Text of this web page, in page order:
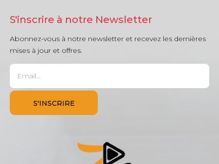
S'inscrire à notre Newsletter
Abonnez-vous à notre newsletter et recevez les dernières
mises à jour et offres.